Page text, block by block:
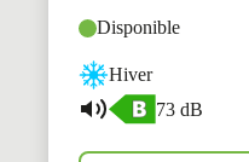
Disponible
Hiver
73 dB